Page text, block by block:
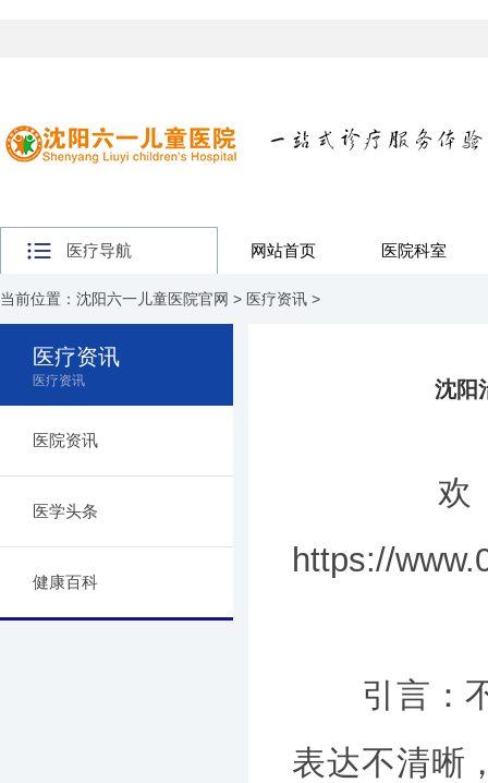
医疗导航 网站首页 医院科室
当前位置： 沈阳六一儿童医院官网 > 医疗资讯 >
医疗资讯
医疗资讯
医院资讯
医学头条
健康百科
沈阳
欢迎
https://
引言：不
表达不清晰